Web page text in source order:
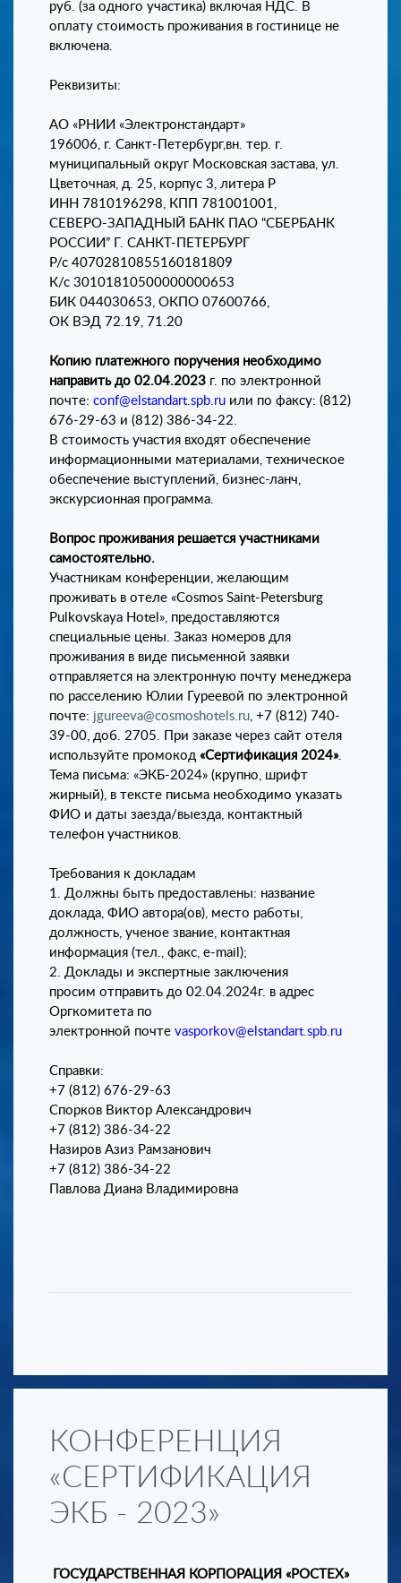
руб. (за одного участика) включая НДС. В
оплату стоимость проживания в гостинице не
включена.
Реквизиты:
АО «РНИИ «Электронстандарт»
196006, г. Санкт-Петербург,вн. тер. г.
муниципальный округ Московская застава, ул.
Цветочная, д. 25, корпус 3, литера Р
ИНН 7810196298, КПП 781001001,
СЕВЕРО-ЗАПАДНЫЙ БАНК ПАО “СБЕРБАНК
РОССИИ” Г. САНКТ-ПЕТЕРБУРГ
Р/с 40702810855160181809
К/с 30101810500000000653
БИК 044030653, ОКПО 07600766,
ОК ВЭД 72.19, 71.20
Копию платежного поручения необходимо
направить до 02.04.2023 г. по электронной
почте: conf@elstandart.spb.ru или по факсу: (812)
676-29-63 и (812) 386-34-22.
В стоимость участия входят обеспечение
информационными материалами, техническое
обеспечение выступлений, бизнес-ланч,
экскурсионная программа.
Вопрос проживания решается участниками
самостоятельно.
Участникам конференции, желающим
проживать в отеле «Cosmos Saint- Petersburg
Pulkovskaya Hotel », предоставляются
специальные цены. Заказ номеров для
проживания в виде письменной заявки
отправляется на электронную почту менеджера
по расселению Юлии Гуреевой по электронной
почте: jgureeva@cosmoshotels.ru, +7 (812) 740-
39-00, доб. 2705. При заказе через сайт отеля
используйте промокод «Сертификация 2024».
Тема письма: «ЭКБ-2024» (крупно, шрифт
жирный), в тексте письма необходимо указать
ФИО и даты заезда/выезда, контактный
телефон участников.
Требования к докладам
1. Должны быть предоставлены: название
доклада, ФИО автора(ов), место работы,
должность, ученое звание, контактная
информация (тел., факс, e-mail);
2. Доклады и экспертные заключения
просим отправить до 02.04.2024г. в адрес
Оргкомитета по
электронной почте vasporkov@elstandart.spb.ru
Справки:
+7 (812) 676-29-63
Спорков Виктор Александрович
+7 (812) 386-34-22
Назиров Азиз Рамзанович
+7 (812) 386-34-22
Павлова Диана Владимировна
КОНФЕРЕНЦИЯ
«СЕРТИФИКАЦИЯ
ЭКБ - 2023»
ГОСУДАРСТВЕННАЯ КОРПОРАЦИЯ «РОСТЕХ»